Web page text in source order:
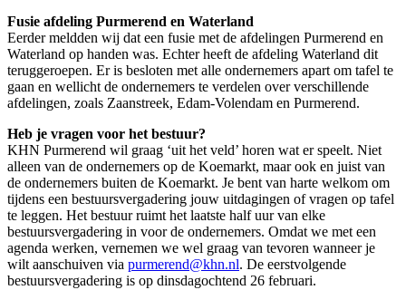
Fusie afdeling Purmerend en Waterland
Eerder meldden wij dat een fusie met de afdelingen Purmerend en
Waterland op handen was. Echter heeft de afdeling Waterland dit
teruggeroepen. Er is besloten met alle ondernemers apart om tafel te
gaan en wellicht de ondernemers te verdelen over verschillende
afdelingen, zoals Zaanstreek, Edam-Volendam en Purmerend.
Heb je vragen voor het bestuur?
KHN Purmerend wil graag ‘uit het veld’ horen wat er speelt. Niet
alleen van de ondernemers op de Koemarkt, maar ook en juist van
de ondernemers buiten de Koemarkt. Je bent van harte welkom om
tijdens een bestuursvergadering jouw uitdagingen of vragen op tafel
te leggen. Het bestuur ruimt het laatste half uur van elke
bestuursvergadering in voor de ondernemers. Omdat we met een
agenda werken, vernemen we wel graag van tevoren wanneer je
wilt aanschuiven via purmerend@khn.nl. De eerstvolgende
bestuursvergadering is op dinsdagochtend 26 februari.